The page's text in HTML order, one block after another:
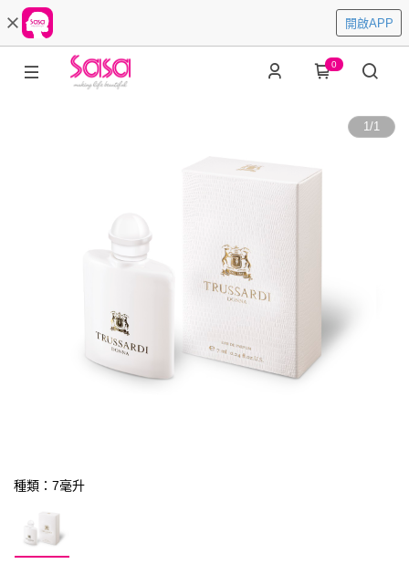
開啟APP
0
1/1
種類：7毫升